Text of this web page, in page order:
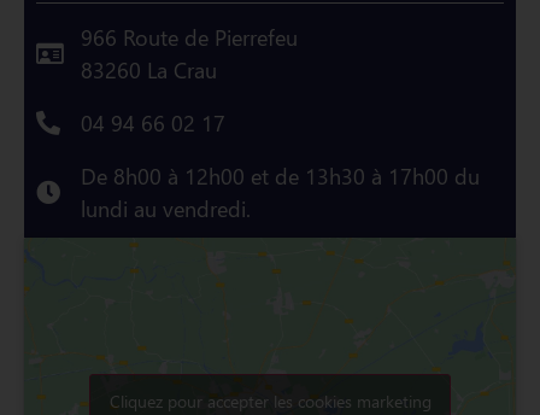
966 Route de Pierrefeu
83260 La Crau
04 94 66 02 17
De 8h00 à 12h00 et de 13h30 à 17h00 du
lundi au vendredi.
Cliquez pour accepter les cookies marketing